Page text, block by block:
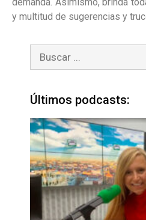
y multitud de sugerencias y
Últimos podcasts: